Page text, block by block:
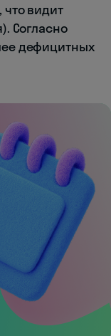
видит
Согласно
дефицитных